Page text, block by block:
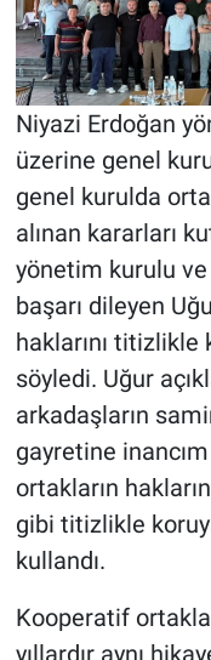
Niyazi Erdoğan
üzerine genel
genel kurulda
alınan kararları
yönetim kurulu
başarı dileyen
haklarını titizlikle
söyledi. Uğur
arkadaşların
gayretine
ortakların
gibi titizlikle
kullandı.
Kooperatif
yıllardır aynı